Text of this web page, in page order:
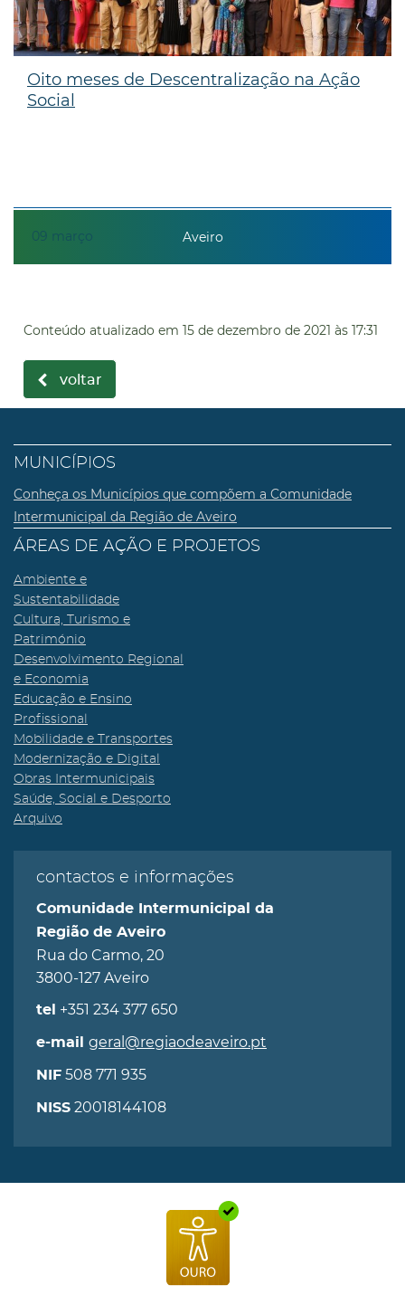
09 março
Oito meses de Descentralização na Ação
Social
Aveiro
Conteúdo atualizado em 15 de dezembro de 2021 às 17:31
voltar
MUNICÍPIOS
Conheça os Municípios que compõem a Comunidade
Intermunicipal da Região de Aveiro
ÁREAS DE AÇÃO E PROJETOS
Ambiente e
Sustentabilidade
Cultura, Turismo e
Património
Desenvolvimento Regional
e Economia
Educação e Ensino
Profissional
Mobilidade e Transportes
Modernização e Digital
Obras Intermunicipais
Saúde, Social e Desporto
Arquivo
contactos e informações
Comunidade Intermunicipal da
Região de Aveiro
Rua do Carmo, 20
3800-127 Aveiro
tel +351 234 377 650
e-mail geral@regiaodeaveiro.pt
NIF 508 771 935
NISS 20018144108